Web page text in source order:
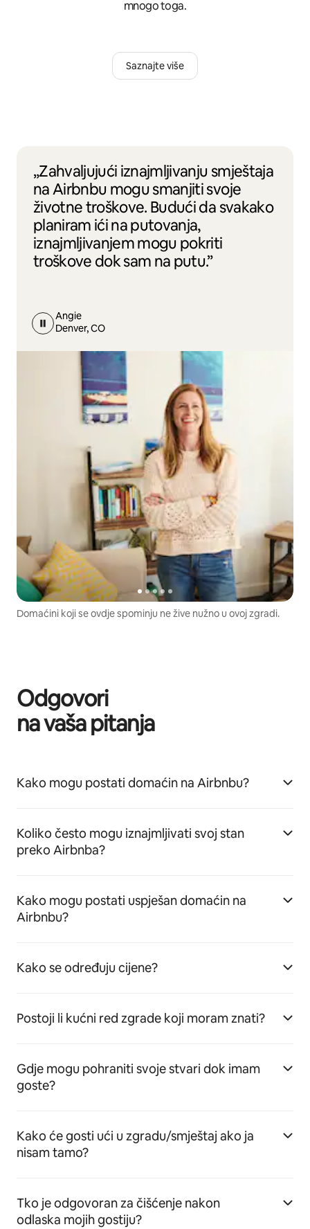
mnogo toga.
Saznajte više
„Zahvaljujući iznajmljivanju smještaja
na Airbnbu mogu smanjiti svoje
životne troškove. Budući da svakako
planiram ići na putovanja,
iznajmljivanjem mogu pokriti
troškove dok sam na putu.”
Angie
Denver, CO
Domaćini koji se ovdje spominju ne žive nužno u ovoj zgradi.
Odgovori
na vaša pitanja
Kako mogu postati domaćin na Airbnbu?
Koliko često mogu iznajmljivati svoj stan
preko Airbnba?
Kako mogu postati uspješan domaćin na
Airbnbu?
Kako se određuju cijene?
Postoji li kućni red zgrade koji moram znati?
Gdje mogu pohraniti svoje stvari dok imam
goste?
Kako će gosti ući u zgradu/smještaj ako ja
nisam tamo?
Tko je odgovoran za čišćenje nakon
odlaska mojih gostiju?